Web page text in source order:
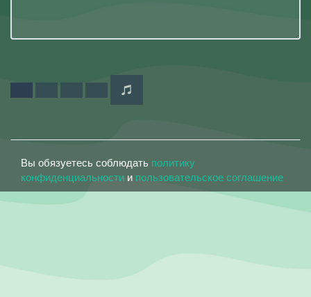
Вы обязуетесь соблюдать политику
конфиденциальности и пользовательское соглашение